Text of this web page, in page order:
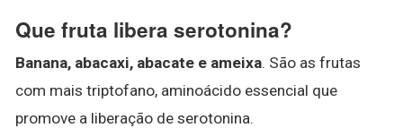
Que fruta libera serotonina?
Banana, abacaxi, abacate e ameixa. São as frutas
com mais triptofano, aminoácido essencial que
promove a liberação de serotonina.